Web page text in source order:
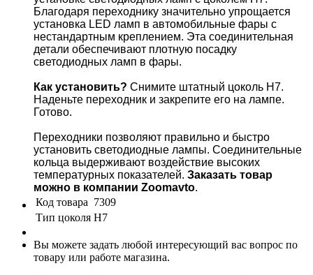
Благодаря переходнику значительно упрощается
установка LED ламп в автомобильные фары c
нестандартным креплением. Эта соединительная
детали обеспечивают плотную посадку
светодиодных ламп в фары.
Как установить? Снимите штатный цоколь H7.
Наденьте переходник и закрепите его на лампе.
Готово.
Переходники позволяют правильно и быстро
установить светодиодные лампы. Соединительные
кольца выдерживают воздействие высоких
температурных показателей. Заказать товар
можно в компании Zoomavto.
Код товара 7309
Тип цоколя H7
Вы можете задать любой интересующий вас вопрос по
товару или работе магазина.